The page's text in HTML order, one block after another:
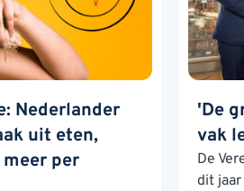
Nederlander
uit eten,
per
'De
vak
De
dit